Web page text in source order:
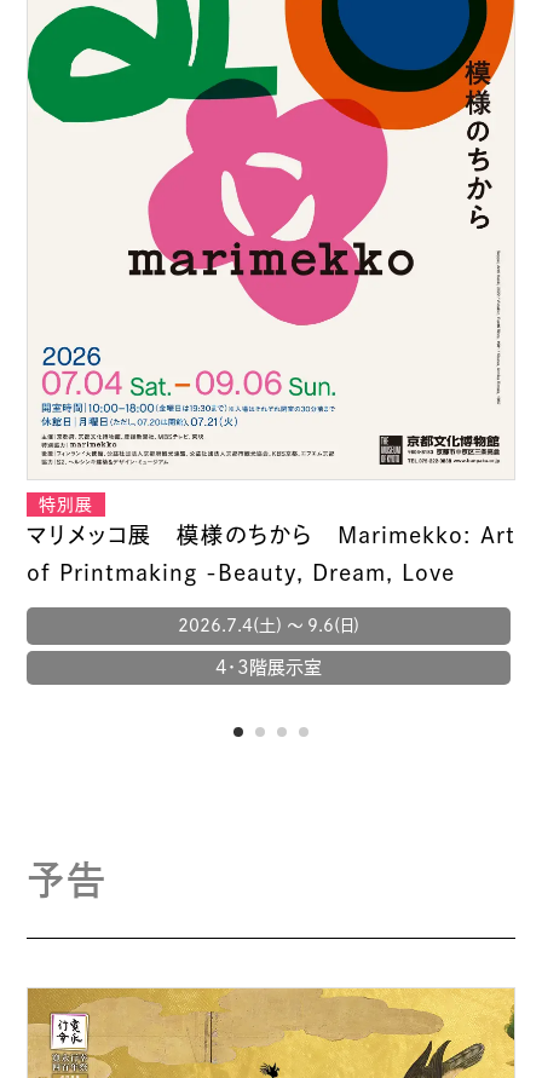
マリメッコ展 模様のちから Marimekko: Art
of Printmaking -Beauty, Dream, Love
2026.7.4(土) 〜 9.6(日)
4・3階展示室
予告